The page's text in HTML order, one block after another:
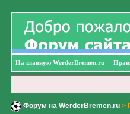
На главную WerderBremen.ru
Форум на WerderBremen.ru>